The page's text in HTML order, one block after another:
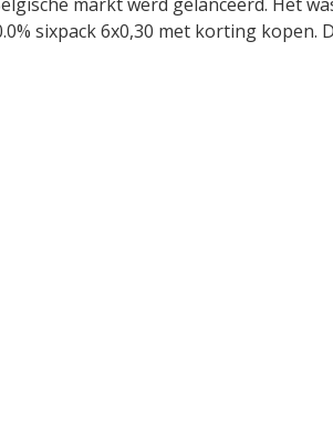
sixpack 6x0,30 met korting kopen.